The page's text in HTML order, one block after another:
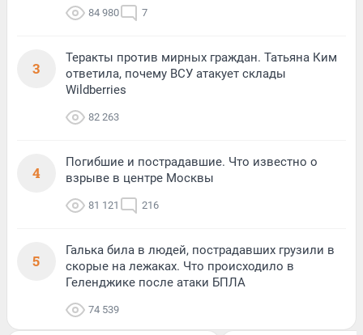
84 980 7
3
Теракты против мирных граждан. Татьяна Ким
ответила, почему ВСУ атакует склады
Wildberries
82 263
4
Погибшие и пострадавшие. Что известно о
взрыве в центре Москвы
81 121 216
5
Галька била в людей, пострадавших грузили в
скорые на лежаках. Что происходило в
Геленджике после атаки БПЛА
74 539